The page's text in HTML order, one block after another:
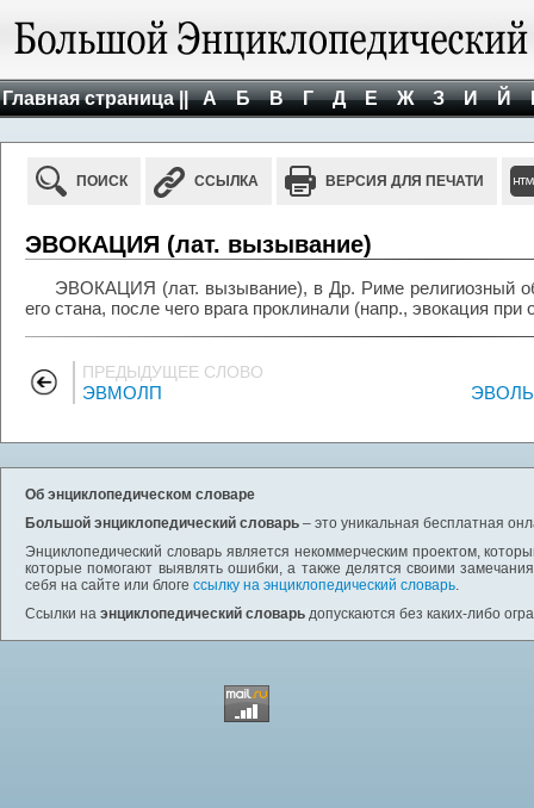
Главная страница || А Б В Г Д Е Ж З И Й
ПОИСК ССЫЛКА ВЕРСИЯ ДЛЯ ПЕЧАТИ
ЭВОКАЦИЯ (лат. вызывание)
ЭВОКАЦИЯ (лат. вызывание), в Др. Риме религиозный
его стана, после чего врага проклинали (напр., эвокация при
ПРЕДЫДУЩЕЕ СЛОВО
ЭВМОЛП
Об энциклопедическом словаре
Большой энциклопедический словарь – это уникальная бесплатная
Энциклопедический словарь является некоммерческим проектом,
которые помогают выявлять ошибки, а также делятся своими
себя на сайте или блоге ссылку на энциклопедический словарь.
Ссылки на энциклопедический словарь допускаются без каких-либо